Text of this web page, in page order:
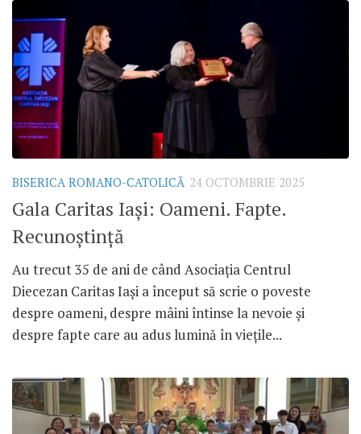
BISERICA ROMANO-CATOLICĂ 24 OCTOMBRIE 2025
Gala Caritas Iași: Oameni. Fapte.
Recunoștință
Au trecut 35 de ani de când Asociația Centrul
Diecezan Caritas Iași a început să scrie o poveste
despre oameni, despre mâini întinse la nevoie și
despre fapte care au adus lumină în viețile...